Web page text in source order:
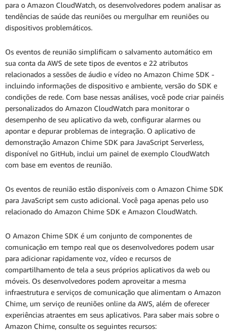
para o Amazon CloudWatch, os desenvolvedores podem analisar as
tendências de saúde das reuniões ou mergulhar em reuniões ou
dispositivos problemáticos.
Os eventos de reunião simplificam o salvamento automático em
sua conta da AWS de sete tipos de eventos e 22 atributos
relacionados a sessões de áudio e vídeo no Amazon Chime SDK -
incluindo informações de dispositivo e ambiente, versão do SDK e
condições de rede. Com base nessas análises, você pode criar painéis
personalizados do Amazon CloudWatch para monitorar o
desempenho de seu aplicativo da web, configurar alarmes ou
apontar e depurar problemas de integração. O aplicativo de
demonstração Amazon Chime SDK para JavaScript Serverless,
disponível no GitHub, inclui um painel de exemplo CloudWatch
com base em eventos de reunião.
Os eventos de reunião estão disponíveis com o Amazon Chime SDK
para JavaScript sem custo adicional. Você paga apenas pelo uso
relacionado do Amazon Chime SDK e Amazon CloudWatch.
O Amazon Chime SDK é um conjunto de componentes de
comunicação em tempo real que os desenvolvedores podem usar
para adicionar rapidamente voz, vídeo e recursos de
compartilhamento de tela a seus próprios aplicativos da web ou
móveis. Os desenvolvedores podem aproveitar a mesma
infraestrutura e serviços de comunicação que alimentam o Amazon
Chime, um serviço de reuniões online da AWS, além de oferecer
experiências atraentes em seus aplicativos. Para saber mais sobre o
Amazon Chime, consulte os seguintes recursos: